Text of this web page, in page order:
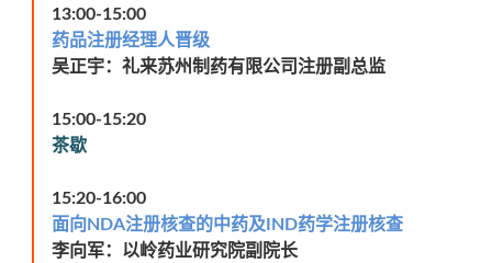
13:00-15:00
药品注册经理人晋级
吴正宇：礼来苏州制药有限公司注册副总监
15:00-15:20
茶歇
15:20-16:00
面向 NDA注册核查的中药及 IND药学注册核查
李向军：以岭药业研究院副院长